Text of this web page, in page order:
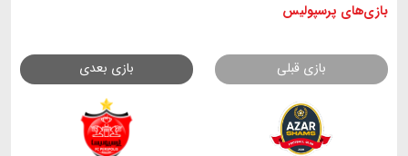
بازی های پرسپولیس
بازی قبلی بازی بعدی